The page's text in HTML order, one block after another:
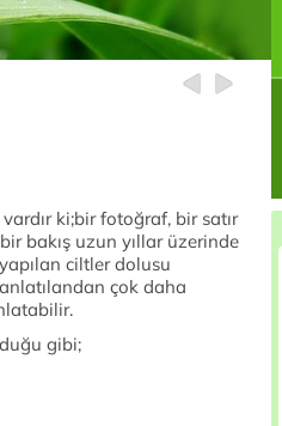
vardır ki;bir fotoğraf, bir satır
bakış uzun yıllar üzerinde
ciltler dolusu
çok daha
gibi;